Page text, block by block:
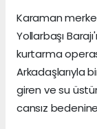
Karaman
Yollarbaşı
kurtarma
Arkadaşlarıyla
giren ve su
cansız bedenine